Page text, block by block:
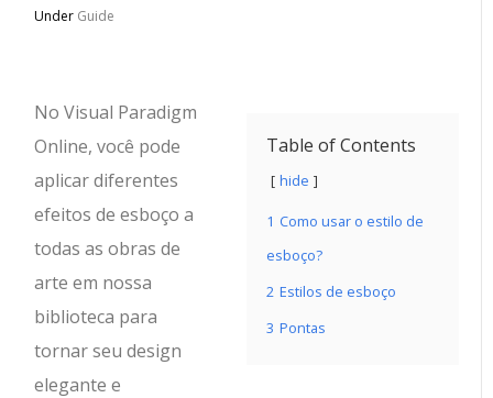
Under Guide
Table of Contents
hide
1 Como usar o estilo de
esboço?
2 Estilos de esboço
3 Pontas
No Visual Paradigm
Online, você pode
aplicar diferentes
efeitos de esboço a
todas as obras de
arte em nossa
biblioteca para
tornar seu design
elegante e